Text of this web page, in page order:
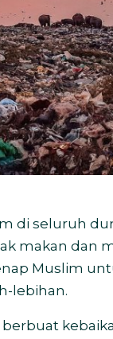
di seluruh
makan dan
Muslim
lebihan.